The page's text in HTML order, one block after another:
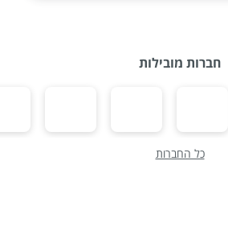
חברות מובילות
כל החברות